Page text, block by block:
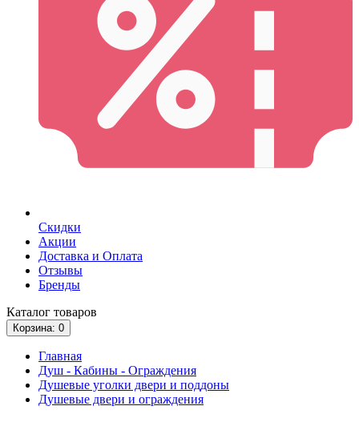
Скидки
Акции
Доставка и Оплата
Отзывы
Бренды
Каталог товаров
Корзина: 0
Главная
Душ - Кабины - Ограждения
Душевые уголки двери и поддоны
Душевые двери и ограждения